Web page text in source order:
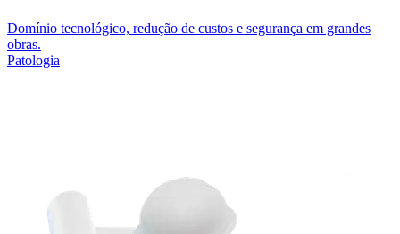
Domínio tecnológico, redução de custos e segurança em grandes
obras.
Patologia